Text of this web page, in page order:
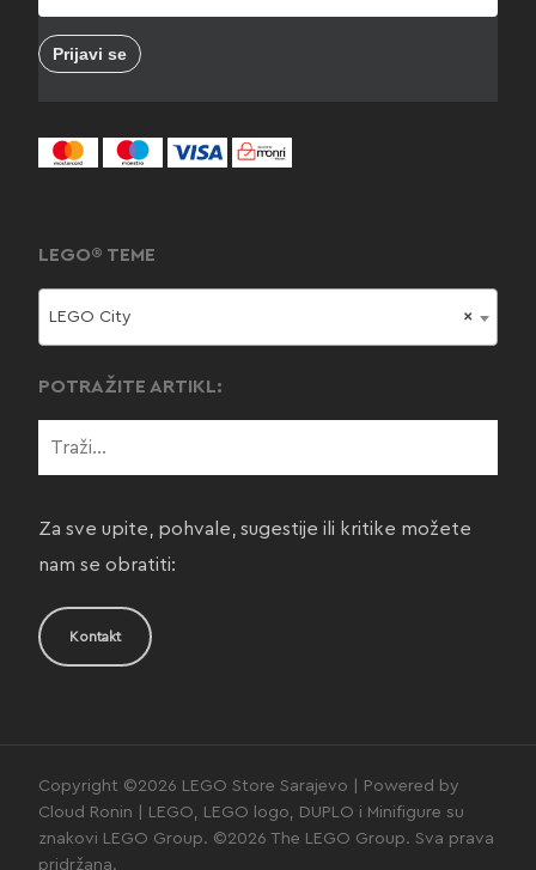
LEGO® TEME
×
LEGO City
POTRAŽITE ARTIKL:
Za sve upite, pohvale, sugestije ili kritike možete
nam se obratiti:
Kontakt
Copyright ©2026 LEGO Store Sarajevo | Powered by
Cloud Ronin | LEGO, LEGO logo, DUPLO i Minifigure su
znakovi LEGO Group. ©2026 The LEGO Group. Sva prava
pridržana.